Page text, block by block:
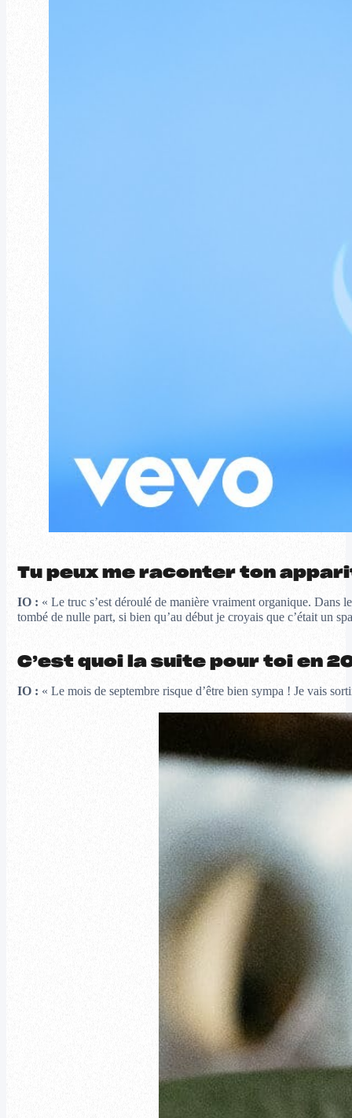
Tu peux me raconter ton
IO : « Le truc s’est déroulé de manière vraiment organique. Dans
tombé de nulle part, si bien qu’au début je croyais que c’était un
C’est quoi la suite pour toi en
IO : « Le mois de septembre risque d’être bien sympa ! Je vais